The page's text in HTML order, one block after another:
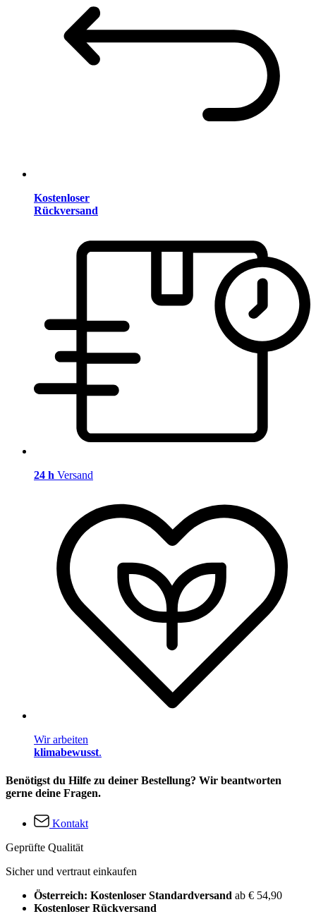
Kostenloser
Rückversand
24 h Versand
Wir arbeiten
klimabewusst.
Benötigst du Hilfe zu deiner Bestellung? Wir beantworten
gerne deine Fragen.
Kontakt
Geprüfte Qualität
Sicher und vertraut einkaufen
Österreich: Kostenloser Standardversand ab € 54,90
Kostenloser Rückversand